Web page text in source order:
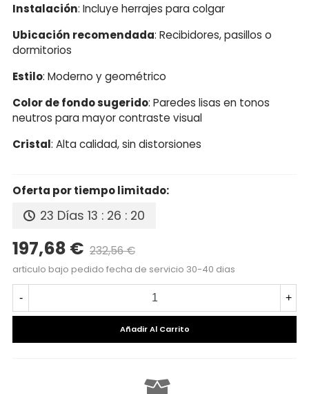
Instalación: Incluye herrajes para colgar
Ubicación recomendada: Recibidores, pasillos o
dormitorios
Estilo: Moderno y geométrico
Color de fondo sugerido: Paredes lisas en tonos
neutros para mayor contraste visual
Cristal: Alta calidad, sin distorsiones
Oferta por tiempo limitado:
23 Días 13 : 26 : 19
197,68 € 232,56 €
articulo bajo pedido fecha de servicio 30-40 dias
- +
Añadir Al Carrito